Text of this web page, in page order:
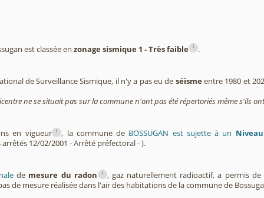
est classée en zonage sismique 1 - Très faible i .
de Surveillance Sismique, il n'y a pas eu de séismeentre 1980 et
ne se situait pas sur la commune n'ont pas été répertoriés même s'ils
en vigueur i , la commune de BOSSUGAN est sujette à un
12/02/2001 - Arrêté préfectoral - ).
de mesure du radon i
, gaz naturellement radioactif, a permis
de mesure réalisée dans l'air des habitations de la commune de